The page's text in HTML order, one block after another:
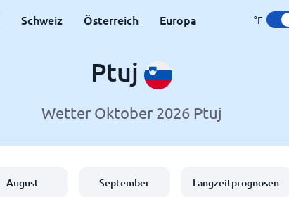
Schweiz Österreich Europa °F
Ptuj
Wetter Oktober 2026 Ptuj
August September Langzeitprognosen